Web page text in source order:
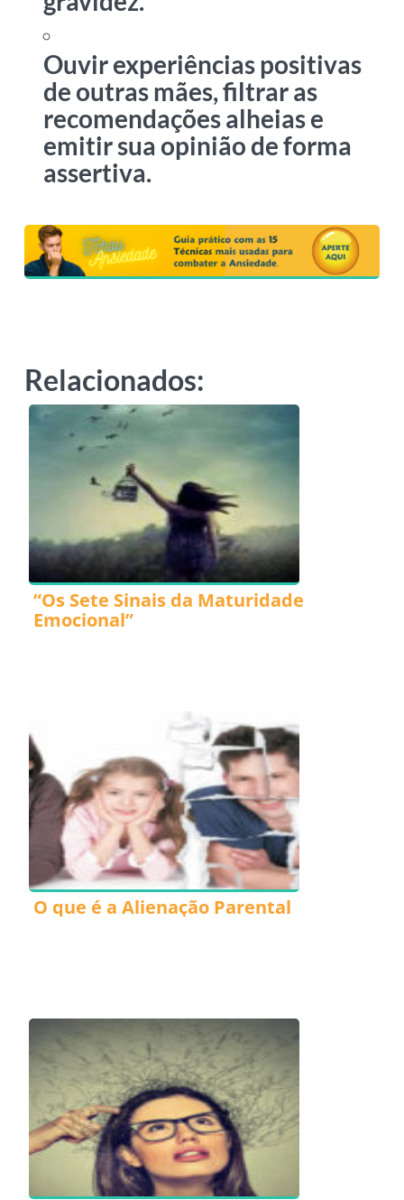
Ouvir experiências positivas
de outras mães, filtrar as
recomendações alheias e
emitir sua opinião de forma
assertiva.
Relacionados:
“Os Sete Sinais da Maturidade
Emocional”
O que é a Alienação Parental